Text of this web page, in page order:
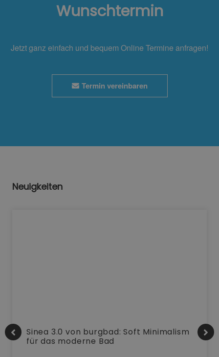
Wunschtermin
Jetzt ganz einfach und bequem Online Termine anfragen!
Termin vereinbaren
Neuigkeiten
Sinea 3.0 von burgbad: Soft Minimalism
für das moderne Bad